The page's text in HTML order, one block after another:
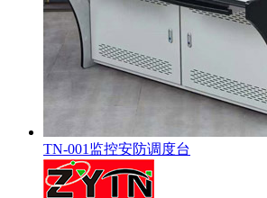
TN-001监控安防调度台